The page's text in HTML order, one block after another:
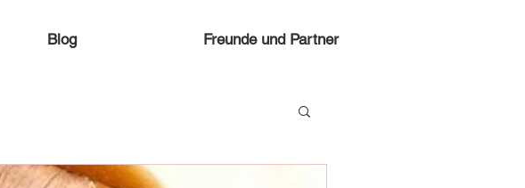
Blog Freunde und Partner